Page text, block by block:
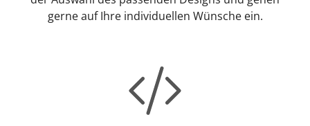
gerne auf Ihre individuellen Wünsche ein.